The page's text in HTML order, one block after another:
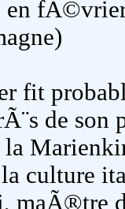
fÃ©vrier
fit
de
la
culture
maÃ®tre